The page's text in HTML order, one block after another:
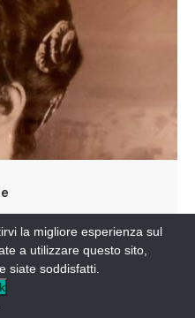
ne plus être de cire. Entre
certains de nos habitants
vous conter leur propre
la migliore esperienza sul
a utilizzare questo sito,
siate soddisfatti.